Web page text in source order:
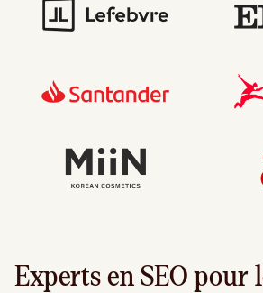
Experts en SEO pour